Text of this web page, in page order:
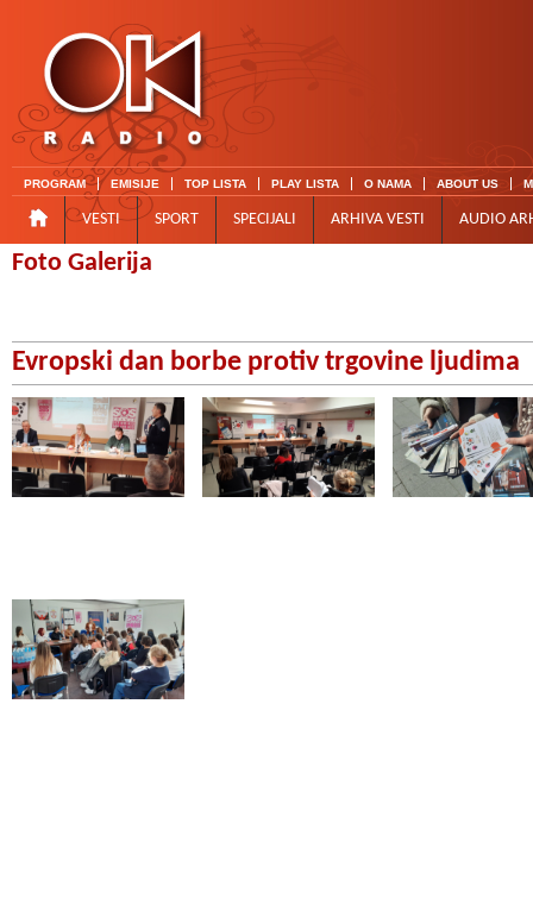
PROGRAM EMISIJE TOP LISTA PLAY LISTA O NAMA ABOUT US
VESTI SPORT SPECIJALI ARHIVA VESTI AUDIO
Foto Galerija
Evropski dan borbe protiv trgovine ljudima